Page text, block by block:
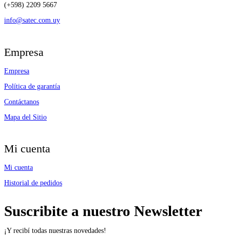
(+598) 2209 5667
info@satec.com.uy
Empresa
Empresa
Política de garantía
Contáctanos
Mapa del Sitio
Mi cuenta
Mi cuenta
Historial de pedidos
Suscribite a nuestro Newsletter
¡Y recibí todas nuestras novedades!